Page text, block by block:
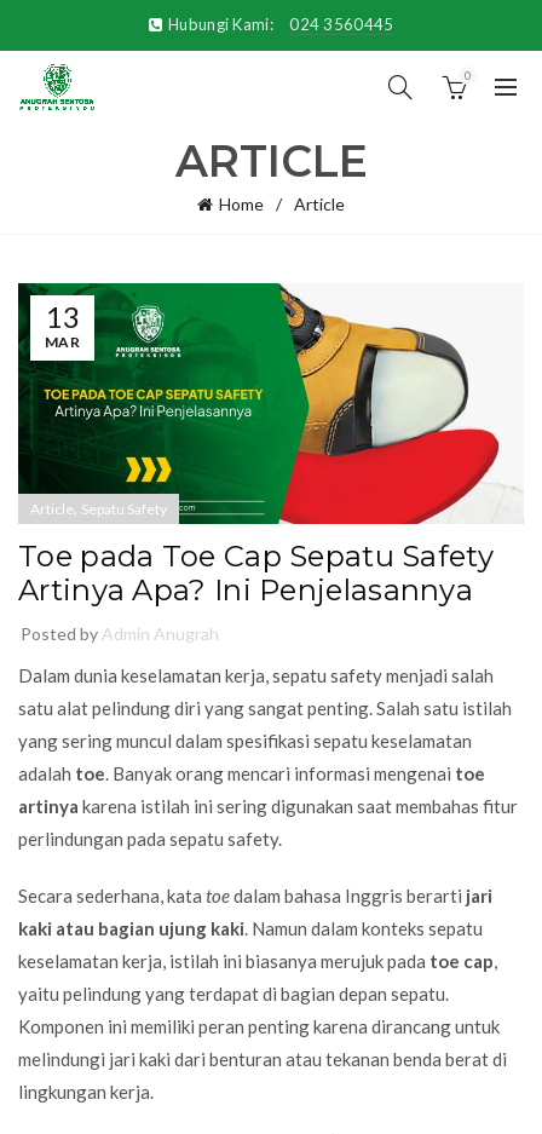
Hubungi Kami: 024 3560445
0
ARTICLE
Home Article
13
MAR
Article, Sepatu Safety
Toe pada Toe Cap Sepatu Safety
Artinya Apa? Ini Penjelasannya
Posted by Admin Anugrah
Dalam dunia keselamatan kerja, sepatu safety menjadi salah
satu alat pelindung diri yang sangat penting. Salah satu istilah
yang sering muncul dalam spesifikasi sepatu keselamatan
adalah toe. Banyak orang mencari informasi mengenai toe
artinya karena istilah ini sering digunakan saat membahas fitur
perlindungan pada sepatu safety.
Secara sederhana, kata toedalam bahasa Inggris berarti jari
kaki atau bagian ujung kaki. Namun dalam konteks sepatu
keselamatan kerja, istilah ini biasanya merujuk pada toe cap,
yaitu pelindung yang terdapat di bagian depan sepatu.
Komponen ini memiliki peran penting karena dirancang untuk
melindungi jari kaki dari benturan atau tekanan benda berat di
lingkungan kerja.